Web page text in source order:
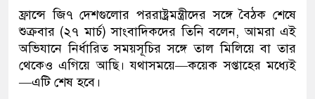
ফ্রান্সে জি৭ দেশগুলোর পররাষ্ট্রমন্ত্রীদের সঙ্গে বৈঠক শেষে
শুক্রবার (২৭ মার্চ) সাংবাদিকদের তিনি বলেন, আমরা এই
অভিযানে নির্ধারিত সময়সূচির সঙ্গে তাল মিলিয়ে বা তার
থেকেও এগিয়ে আছি। যথাসময়ে—কয়েক সপ্তাহের মধ্যেই
—এটি শেষ হবে।